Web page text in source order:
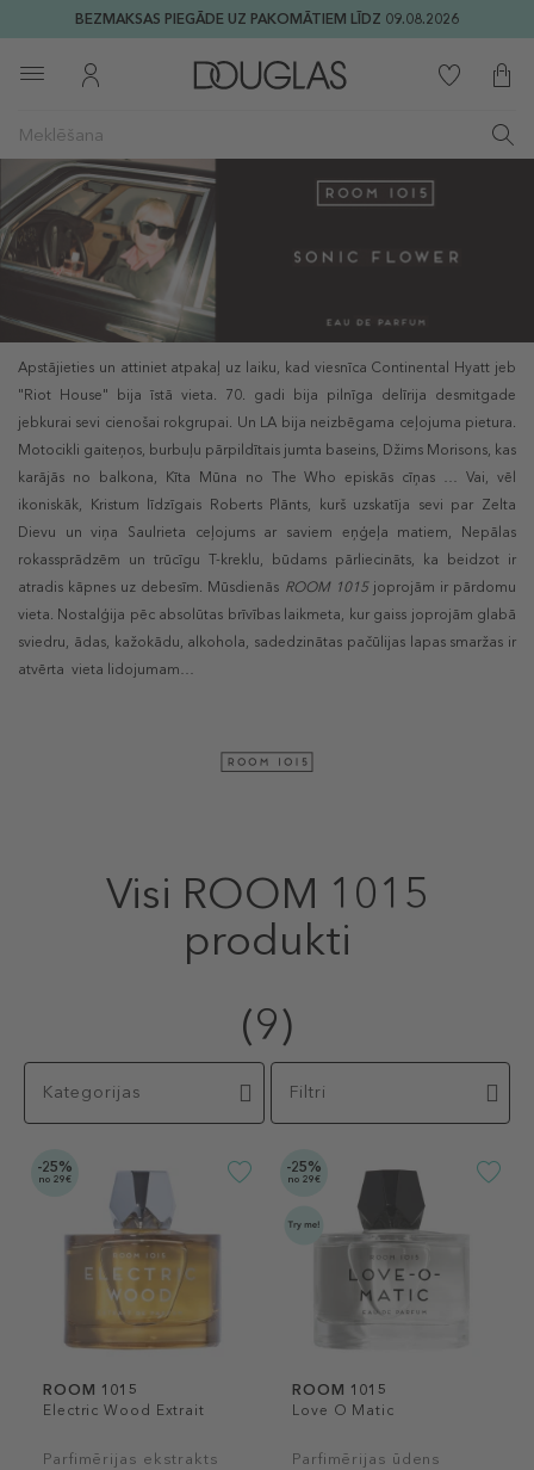
BEZMAKSAS PIEGĀDE UZ PAKOMĀTIEM LĪDZ 09.08.2026
Apstājieties un attiniet atpakaļ uz laiku, kad viesnīca Continental Hyatt jeb
"Riot House" bija īstā vieta. 70. gadi bija pilnīga delīrija desmitgade
jebkurai sevi cienošai rokgrupai. Un LA bija neizbēgama ceļojuma pietura.
Motocikli gaiteņos, burbuļu pārpildītais jumta baseins, Džims Morisons, kas
karājās no balkona, Kīta Mūna no The Who episkās cīņas … Vai, vēl
ikoniskāk, Kristum līdzīgais Roberts Plānts, kurš uzskatīja sevi par Zelta
Dievu un viņa Saulrieta ceļojums ar saviem eņģeļa matiem, Nepālas
rokassprādzēm un trūcīgu T-kreklu, būdams pārliecināts, ka beidzot ir
atradis kāpnes uz debesīm. Mūsdienās ROOM 1015joprojām ir pārdomu
vieta. Nostalģija pēc absolūtas brīvības laikmeta, kur gaiss joprojām glabā
sviedru, ādas, kažokādu, alkohola, sadedzinātas pačūlijas lapas smaržas ir
atvērta vieta lidojumam…
Visi ROOM 1015
produkti
(9)
Kategorijas Filtri
-25%
no 29€
ROOM 1015
Electric Wood Extrait
Parfimērijas ekstrakts
-25%
no 29€
ROOM 1015
Love O Matic
Parfimērijas ūdens